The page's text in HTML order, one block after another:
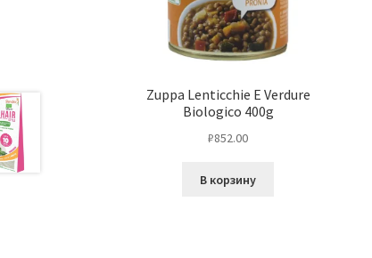
Zuppa Lenticchie E Verdure
Biologico 400g
₽852.00
В корзину